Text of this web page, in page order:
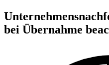
bei Übernahme